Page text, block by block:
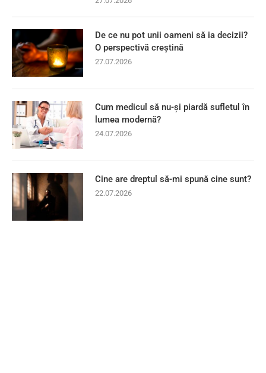
De ce nu pot unii oameni să ia decizii?
O perspectivă creștină
27.07.2026
Cum medicul să nu-și piardă sufletul în
lumea modernă?
24.07.2026
Cine are dreptul să-mi spună cine sunt?
22.07.2026